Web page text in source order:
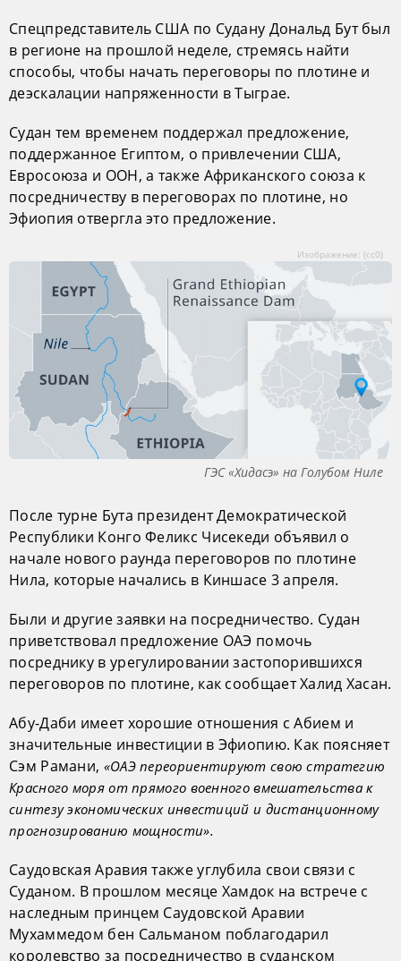
Спецпредставитель США по Судану Дональд Бут был
в регионе на прошлой неделе, стремясь найти
способы, чтобы начать переговоры по плотине и
деэскалации напряженности в Тыграе.
Судан тем временем поддержал предложение,
поддержанное Египтом, о привлечении США,
Евросоюза и ООН, а также Африканского союза к
посредничеству в переговорах по плотине, но
Эфиопия отвергла это предложение.
Изображение: (cc0)
ГЭС «Хидасэ» на Голубом Ниле
После турне Бута президент Демократической
Республики Конго Феликс Чисекеди объявил о
начале нового раунда переговоров по плотине
Нила, которые начались в Киншасе 3 апреля.
Были и другие заявки на посредничество. Судан
приветствовал предложение ОАЭ помочь
посреднику в урегулировании застопорившихся
переговоров по плотине, как сообщает Халид Хасан.
Абу-Даби имеет хорошие отношения с Абием и
значительные инвестиции в Эфиопию. Как поясняет
Сэм Рамани, «ОАЭ переориентируют свою стратегию
Красного моря от прямого военного вмешательства к
синтезу экономических инвестиций и дистанционному
прогнозированию мощности».
Саудовская Аравия также углубила свои связи с
Суданом. В прошлом месяце Хамдок на встрече с
наследным принцем Саудовской Аравии
Мухаммедом бен Сальманом поблагодарил
королевство за посредничество в суданском